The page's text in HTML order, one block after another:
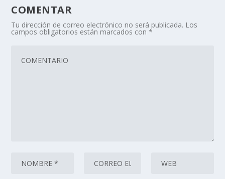
COMENTAR
Tu dirección de correo electrónico no será publicada. Los
campos obligatorios están marcados con*